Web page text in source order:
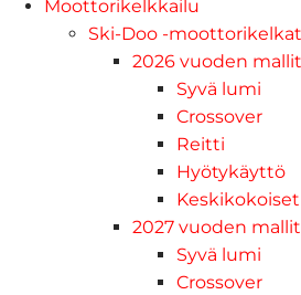
Moottorikelkkailu
Ski-Doo -moottorikelkat
2026 vuoden mallit
Syvä lumi
Crossover
Reitti
Hyötykäyttö
Keskikokoiset
2027 vuoden mallit
Syvä lumi
Crossover